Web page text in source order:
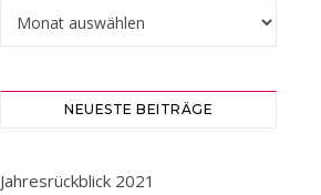
Hier könnt ihr stöbern…
NEUESTE BEITRÄGE
Jahresrückblick 2021